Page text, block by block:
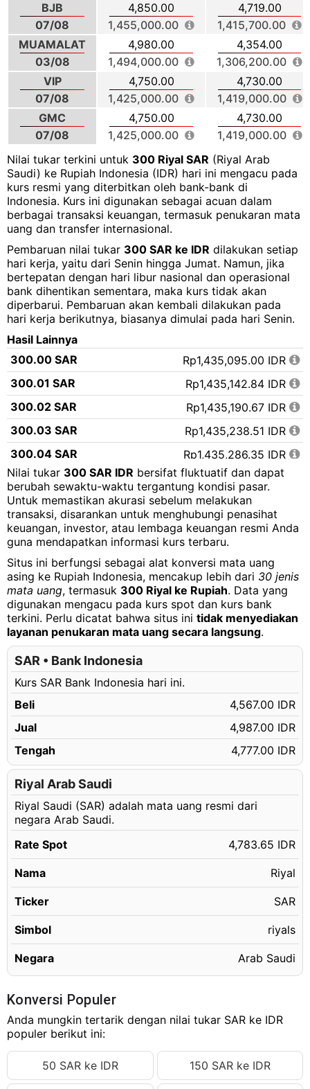
BJB
07/08
4,850.00
1,455,000.00
4,719.00
1,415,700.00
MUAMALAT
03/08
4,980.00
1,494,000.00
4,354.00
1,306,200.00
VIP
07/08
4,750.00
1,425,000.00
4,730.00
1,419,000.00
GMC
07/08
4,750.00
1,425,000.00
4,730.00
1,419,000.00
Nilai tukar terkini untuk 300 Riyal SAR (Riyal Arab
Saudi) ke Rupiah Indonesia (IDR) hari ini mengacu pada
kurs resmi yang diterbitkan oleh bank-bank di
Indonesia. Kurs ini digunakan sebagai acuan dalam
berbagai transaksi keuangan, termasuk penukaran mata
uang dan transfer internasional.
Pembaruan nilai tukar 300 SAR ke IDR dilakukan setiap
hari kerja, yaitu dari Senin hingga Jumat. Namun, jika
bertepatan dengan hari libur nasional dan operasional
bank dihentikan sementara, maka kurs tidak akan
diperbarui. Pembaruan akan kembali dilakukan pada
hari kerja berikutnya, biasanya dimulai pada hari Senin.
Hasil Lainnya
300.00 SAR
Rp1,435,095.00 IDR
300.01 SAR
Rp1,435,142.84 IDR
300.02 SAR
Rp1,435,190.67 IDR
300.03 SAR
Rp1,435,238.51 IDR
300.04 SAR
Rp1,435,286.35 IDR
300.05 SAR
Rp1,435,334.18 IDR
300.06 SAR
Rp1,435,382.02 IDR
300.07 SAR
Rp1,435,429.86 IDR
300.08 SAR
Rp1,435,477.69 IDR
300.09 SAR
Rp1,435,525.53 IDR
300.10 SAR
Rp1,435,573.37 IDR
300.11 SAR
Rp1,435,621.20 IDR
300.12 SAR
Rp1,435,669.04 IDR
300.13 SAR
300.14 SAR
Rp1,435,764.71 IDR
300.15 SAR
Rp1,435,812.55 IDR
300.16 SAR
Rp1,435,860.38 IDR
300.17 SAR
Rp1,435,908.22 IDR
300.18 SAR
300.19 SAR
Rp1,436,003.89 IDR
300.20 SAR
Rp1,436,051.73 IDR
300.21 SAR
Rp1,436,099.57 IDR
300.22 SAR
Rp1,436,147.40 IDR
300.23 SAR
Rp1,436,195.24 IDR
300.24 SAR
Rp1,436,243.08 IDR
300.25 SAR
300.26 SAR
Rp1,436,338.75 IDR
300.27 SAR
300.28 SAR
Rp1,436,434.42 IDR
300.29 SAR
300.30 SAR
Rp1,436,530.10 IDR
Nilai tukar 300 SAR IDR bersifat fluktuatif dan dapat
berubah sewaktu-waktu tergantung kondisi pasar.
Untuk memastikan akurasi sebelum melakukan
transaksi, disarankan untuk menghubungi penasihat
keuangan, investor, atau lembaga keuangan resmi Anda
guna mendapatkan informasi kurs terbaru.
Situs ini berfungsi sebagai alat konversi mata uang
asing ke Rupiah Indonesia, mencakup lebih dari 30 jenis
mata uang, termasuk 300 Riyal ke Rupiah. Data yang
digunakan mengacu pada kurs spot dan kurs bank
terkini. Perlu dicatat bahwa situs ini tidak menyediakan
layanan penukaran mata uang secara langsung.
SAR • Bank Indonesia
Kurs SAR Bank Indonesia hari ini.
Beli
4,567.00 IDR
Jual
4,987.00 IDR
Tengah
4,777.00 IDR
Riyal Arab Saudi
Riyal Saudi (SAR) adalah mata uang resmi dari
negara Arab Saudi.
Rate Spot
4,783.65 IDR
Nama Riyal
Ticker SAR
Simbol riyals
Negara Arab Saudi
Konversi Populer
Anda mungkin tertarik dengan nilai tukar SAR ke IDR
populer berikut ini:
50 SAR ke IDR 150 SAR ke IDR